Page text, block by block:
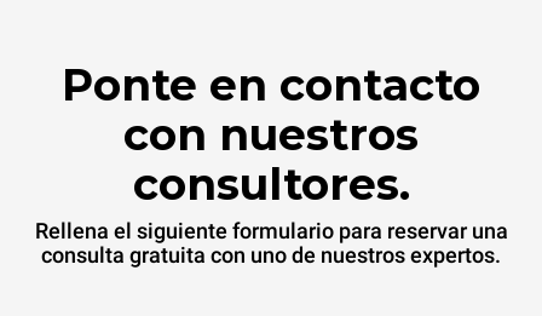
Ponte en contacto
con nuestros
consultores.
Rellena el siguiente formulario para reservar una
consulta gratuita con uno de nuestros expertos.